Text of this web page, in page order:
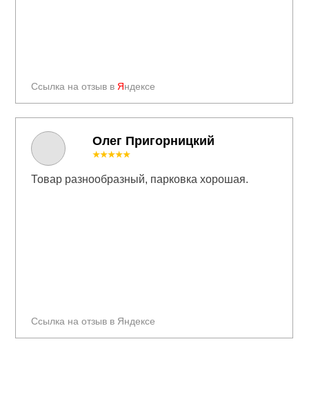
Олег Пригорницкий
Ссылка на отзыв в Яндексе
Ссылка на отзыв в Яндексе
★★★★★
Товар разнообразный, парковка хорошая.